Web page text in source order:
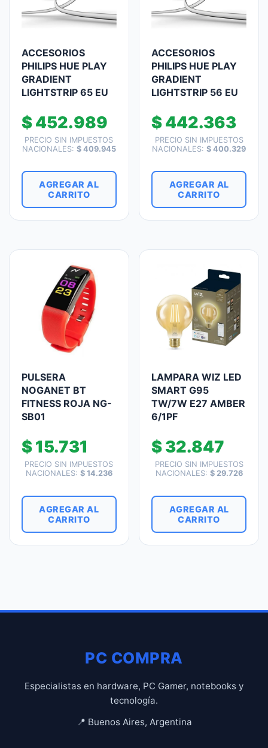
ACCESORIOS
PHILIPS HUE PLAY
GRADIENT
LIGHTSTRIP 65 EU
$452.989
PRECIO SIN IMPUESTOS
NACIONALES: $409.945
AGREGAR AL
CARRITO
ACCESORIOS
PHILIPS HUE PLAY
GRADIENT
LIGHTSTRIP 56 EU
$442.363
PRECIO SIN IMPUESTOS
NACIONALES:$ 400.329
AGREGAR AL
CARRITO
PULSERA
NOGANET BT
FITNESS ROJA NG-
SB01
$15.731
PRECIO SIN IMPUESTOS
NACIONALES: $14.236
AGREGAR AL
CARRITO
LAMPARA WIZ LED
SMART G95
TW/7W E27 AMBER
6/1PF
$32.847
PRECIO SIN IMPUESTOS
NACIONALES: $29.726
AGREGAR AL
CARRITO
PC COMPRA
Especialistas en hardware, PC Gamer, notebooks y
tecnología.
📍 Buenos Aires, Argentina